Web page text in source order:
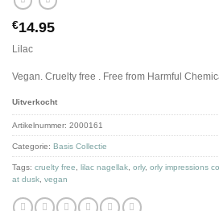
€14.95
Lilac
Vegan. Cruelty free . Free from Harmful
Uitverkocht
Artikelnummer: 2000161
Categorie: Basis Collectie
Tags: cruelty free, lilac nagellak, orly, orly impressions
at dusk, vegan